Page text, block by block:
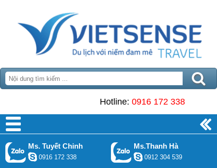
Hotline: 0916 172 338
Ms. Tuyết Chinh
0916 172 338
Ms.Thanh Hà
0912 304 539